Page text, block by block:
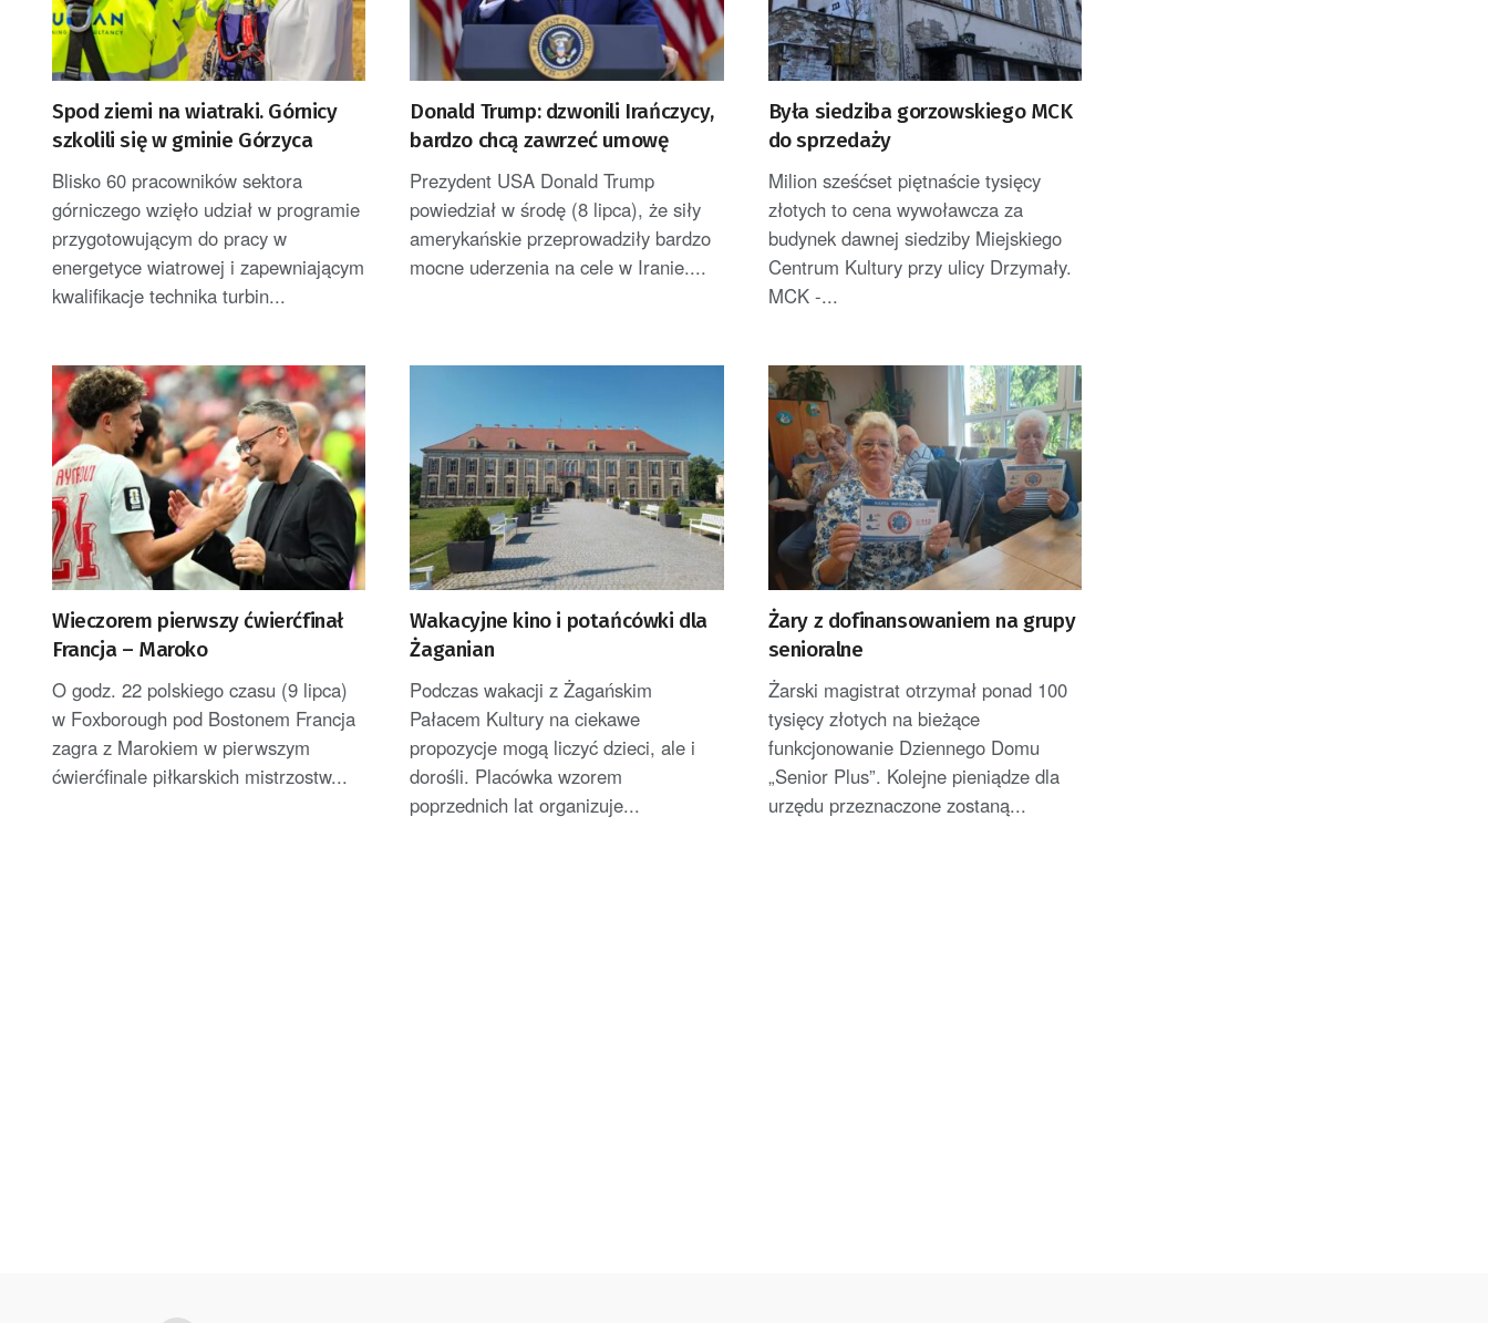
Spod ziemi na wiatraki. Górnicy
szkolili się w gminie Górzyca
Blisko 60 pracowników sektora
górniczego wzięło udział w programie
przygotowującym do pracy w
energetyce wiatrowej i zapewniającym
kwalifikacje technika turbin...
Donald Trump: dzwonili Irańczycy,
bardzo chcą zawrzeć umowę
Prezydent USA Donald Trump
powiedział w środę (8 lipca), że siły
amerykańskie przeprowadziły bardzo
mocne uderzenia na cele w Iranie....
Była siedziba gorzowskiego MCK
do sprzedaży
Milion sześćset piętnaście tysięcy
złotych to cena wywoławcza za
budynek dawnej siedziby Miejskiego
Centrum Kultury przy ulicy Drzymały.
MCK -...
Wieczorem pierwszy ćwierćfinał
Francja – Maroko
O godz. 22 polskiego czasu (9 lipca)
w Foxborough pod Bostonem Francja
zagra z Marokiem w pierwszym
ćwierćfinale piłkarskich mistrzostw...
Wakacyjne kino i potańcówki dla
Żaganian
Podczas wakacji z Żagańskim
Pałacem Kultury na ciekawe
propozycje mogą liczyć dzieci, ale i
dorośli. Placówka wzorem
poprzednich lat organizuje...
Żary z dofinansowaniem na grupy
senioralne
Żarski magistrat otrzymał ponad 100
tysięcy złotych na bieżące
funkcjonowanie Dziennego Domu
„Senior Plus”. Kolejne pieniądze dla
urzędu przeznaczone zostaną...